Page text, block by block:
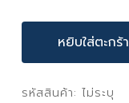
หยิบใส่ตะกร้า
รหัสสินค้า: ไม่ระบุ